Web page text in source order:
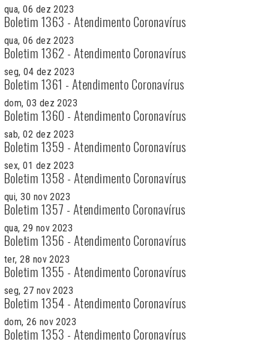
qua, 06 dez 2023
Boletim 1363 - Atendimento Coronavírus
qua, 06 dez 2023
Boletim 1362 - Atendimento Coronavírus
seg, 04 dez 2023
Boletim 1361 - Atendimento Coronavírus
dom, 03 dez 2023
Boletim 1360 - Atendimento Coronavírus
sab, 02 dez 2023
Boletim 1359 - Atendimento Coronavírus
sex, 01 dez 2023
Boletim 1358 - Atendimento Coronavírus
qui, 30 nov 2023
Boletim 1357 - Atendimento Coronavírus
qua, 29 nov 2023
Boletim 1356 - Atendimento Coronavírus
ter, 28 nov 2023
Boletim 1355 - Atendimento Coronavírus
seg, 27 nov 2023
Boletim 1354 - Atendimento Coronavírus
dom, 26 nov 2023
Boletim 1353 - Atendimento Coronavírus